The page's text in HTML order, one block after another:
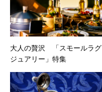
大人の贅沢 「スモールラグ
ジュアリー」特集